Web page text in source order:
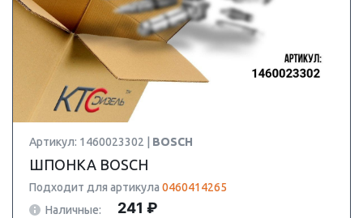
Артикул: 1460023302 | BOSCH
ШПОНКА BOSCH
Подходит для артикула 0460414265
Наличные:
241 ₽